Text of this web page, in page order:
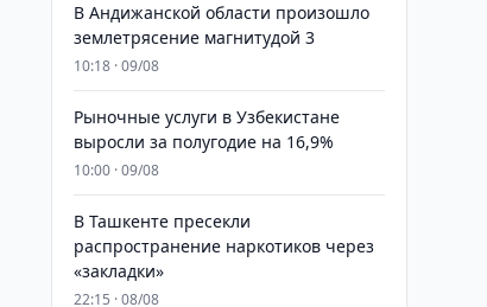
В Андижанской области произошло
землетрясение магнитудой 3
10:18 · 09/08
Рыночные услуги в Узбекистане
выросли за полугодие на 16,9%
10:00 · 09/08
В Ташкенте пресекли
распространение наркотиков через
«закладки»
22:15 · 08/08